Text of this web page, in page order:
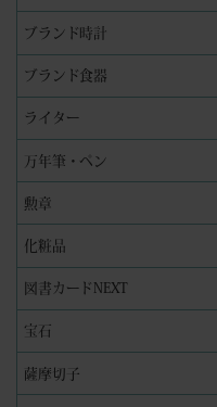
ブランド時計
ブランド食器
ライター
万年筆・ペン
勲章
化粧品
図書カードNEXT
宝石
薩摩切子